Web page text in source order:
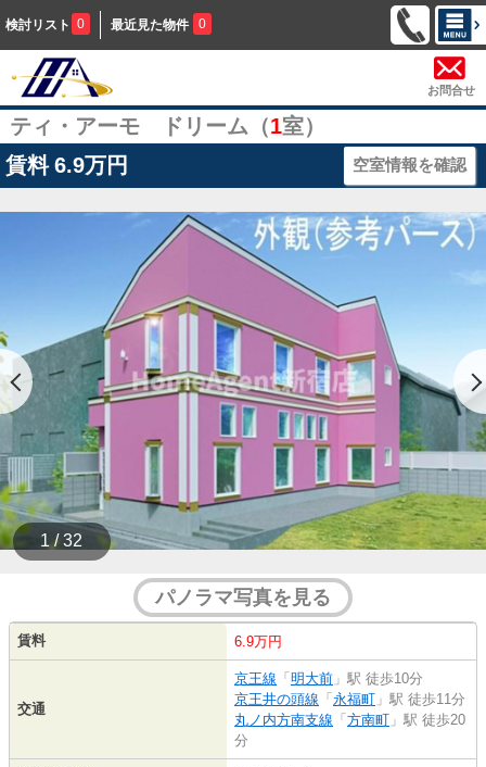
検討リスト 0 最近見た物件 0
お問合せ
ティ・アーモ ドリーム（1室）
賃料 6.9万円 空室情報を確認
1 / 32
パノラマ写真を見る
賃料 6.9万円
交通
京王線 「 明大前 」駅 徒歩10分
京王井の頭線 「 永福町 」駅 徒歩11分
丸ノ内方南支線 「 方南町 」駅 徒歩20
分